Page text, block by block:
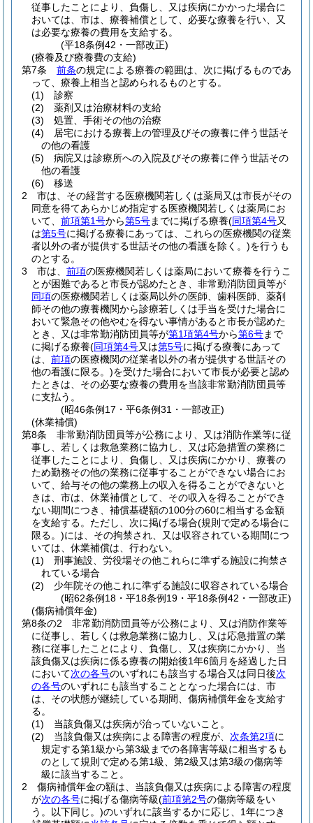
従事したことにより、負傷し、又は疾病にかかった場合に
おいては、市は、療養補償として、必要な療養を行い、又
は必要な療養の費用を支給する。
(平18条例42・一部改正)
(療養及び療養費の支給)
第7条
前条の規定による療養の範囲は、次に掲げるものであ
って、療養上相当と認められるものとする。
(1)
診察
(2)
薬剤又は治療材料の支給
(3)
処置、手術その他の治療
(4)
居宅における療養上の管理及びその療養に伴う世話そ
の他の看護
(5)
病院又は診療所への入院及びその療養に伴う世話その
他の看護
(6)
移送
2
市は、その経営する医療機関若しくは薬局又は市長がその
同意を得てあらかじめ指定する医療機関若しくは薬局にお
いて、 前項第1号から第5号までに掲げる療養(同項第4号又
は第5号に掲げる療養にあっては、これらの医療機関の従業
者以外の者が提供する世話その他の看護を除く。)を行うも
のとする。
3
市は、 前項の医療機関若しくは薬局において療養を行うこ
とが困難であると市長が認めたとき、非常勤消防団員等が
同項の医療機関若しくは薬局以外の医師、歯科医師、薬剤
師その他の療養機関から診療若しくは手当を受けた場合に
おいて緊急その他やむを得ない事情があると市長が認めた
とき、又は非常勤消防団員等が第1項第4号から第6号まで
に掲げる療養(同項第4号又は第5号に掲げる療養にあって
は、 前項の医療機関の従業者以外の者が提供する世話その
他の看護に限る。)を受けた場合において市長が必要と認め
たときは、その必要な療養の費用を当該非常勤消防団員等
に支払う。
(昭46条例17・平6条例31・一部改正)
(休業補償)
第8条
非常勤消防団員等が公務により、又は消防作業等に従
事し、若しくは救急業務に協力し、又は応急措置の業務に
従事したことにより、負傷し、又は疾病にかかり、療養の
ため勤務その他の業務に従事することができない場合にお
いて、給与その他の業務上の収入を得ることができないと
きは、市は、休業補償として、その収入を得ることができ
ない期間につき、補償基礎額の100分の60に相当する金額
を支給する。 ただし、次に掲げる場合(規則で定める場合に
限る。)には、その拘禁され、又は収容されている期間につ
いては、休業補償は、行わない。
(1)
刑事施設、労役場その他これらに準ずる施設に拘禁さ
れている場合
(2)
少年院その他これに準ずる施設に収容されている場合
(昭62条例18・平18条例19・平18条例42・一部改正)
(傷病補償年金)
第8条の2
非常勤消防団員等が公務により、又は消防作業等
に従事し、若しくは救急業務に協力し、又は応急措置の業
務に従事したことにより、負傷し、又は疾病にかかり、当
該負傷又は疾病に係る療養の開始後1年6箇月を経過した日
において次の各号のいずれにも該当する場合又は同日後次
の各号のいずれにも該当することとなった場合には、市
は、その状態が継続している期間、傷病補償年金を支給す
る。
(1)
当該負傷又は疾病が治っていないこと。
(2)
当該負傷又は疾病による障害の程度が、 次条第2項に
規定する第1級から第3級までの各障害等級に相当するも
のとして規則で定める第1級、第2級又は第3級の傷病等
級に該当すること。
2
傷病補償年金の額は、当該負傷又は疾病による障害の程度
が次の各号に掲げる傷病等級(前項第2号の傷病等級をい
う。以下同じ。)のいずれに該当するかに応じ、1年につき